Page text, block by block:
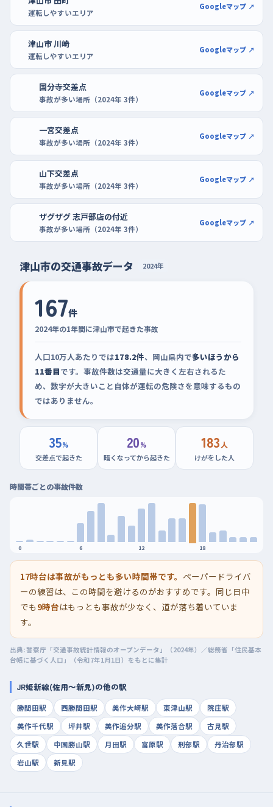
運転しやすいエリア
Googleマップ ↗
津山市 川崎
運転しやすいエリア
Googleマップ ↗
国分寺交差点
事故が多い場所（2024年 3件）
Googleマップ ↗
一宮交差点
事故が多い場所（2024年 3件）
Googleマップ ↗
山下交差点
事故が多い場所（2024年 3件）
Googleマップ ↗
ザグザグ 志戸部店の付近
事故が多い場所（2024年 3件）
Googleマップ ↗
津山市の交通事故データ 2024年
167件
2024年の1年間に津山市で起きた事故
人口10万人あたりでは178.2件、岡山県内で多いほうから
11番目です。事故件数は交通量に大きく左右されるた
め、数字が大きいこと自体が運転の危険さを意味するもの
ではありません。
35%
交差点で起きた
20%
暗くなってから起きた
183人
けがをした人
時間帯ごとの事故件数
0 6 12 18
17時台は事故がもっとも多い時間帯です。 ペーパードライバ
ーの練習は、この時間を避けるのがおすすめです。同じ日中
でも 9時台はもっとも事故が少なく、道が落ち着いていま
す。
出典: 警察庁「交通事故統計情報のオープンデータ」（2024年）／総務省「住民基本
台帳に基づく人口」（令和7年1月1日）をもとに集計
JR姫新線(佐用～新見)の他の駅
勝間田駅 西勝間田駅 美作大崎駅 東津山駅
院庄駅
美作千代駅
坪井駅 美作追分駅 美作落合駅
古見駅
久世駅
中国勝山駅 月田駅 富原駅 刑部駅
丹治部駅
岩山駅
新見駅